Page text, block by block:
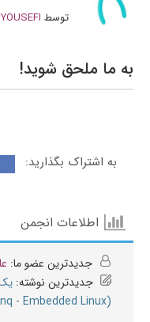
توسط
به ما ملحق شوید!
به اشتراک بگذارید:
اطلاعات انجمن
جدیدترین عضو ما:
جدیدترین نوشته:
(VHDL - DSP - Interface - Zynq - Embedded Linux)